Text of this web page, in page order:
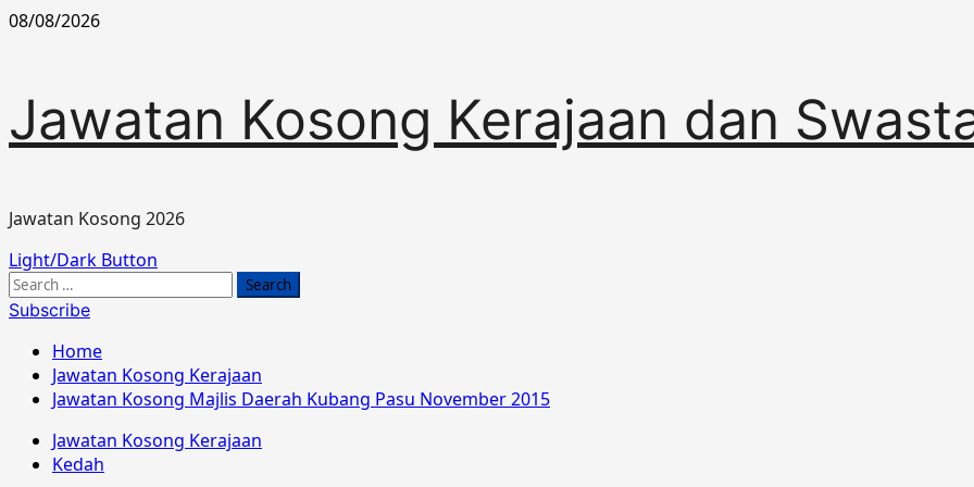
Skip
08/08/2026
Jawatan Kosong Kerajaan dan
Jawatan Kosong 2026
Primary
Menu
Light/Dark Button
Search
for:
Subscribe
Home
Jawatan Kosong Kerajaan
Jawatan Kosong Majlis Daerah Kubang Pasu November 2015
Jawatan Kosong Kerajaan
Kedah